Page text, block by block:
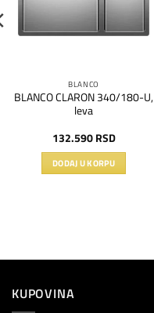
BLANCO
BLANCO CLARON 340/180-U,
leva
132.590 RSD
DODAJ U KORPU
KUPOVINA